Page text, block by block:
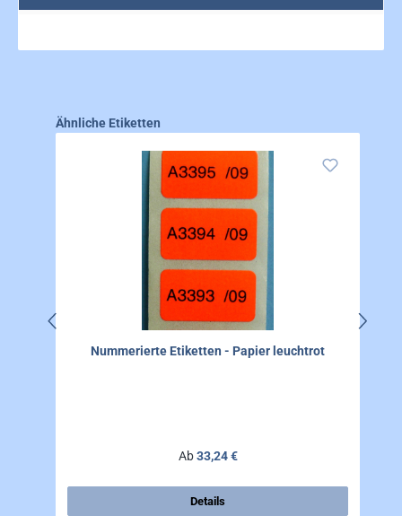
Produktgalerie überspringen
Ähnliche Etiketten
Nummerierte Etiketten - Papier leuchtrot
Regulärer Preis:
Ab33,24 €
Details